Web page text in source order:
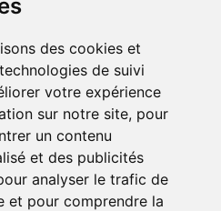
des cookies et
de suivi
votre expérience
sur notre site, pour
un contenu
et des publicités
analyser le trafic de
et pour comprendre la